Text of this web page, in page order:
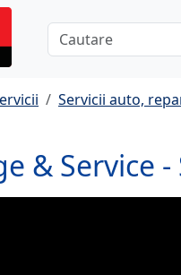
Servicii auto,
& Service